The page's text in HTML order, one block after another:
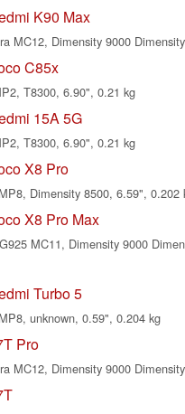
K90 Max
MC12, Dimensity 9000
C85x
T8300, 6.90", 0.21 kg
15A 5G
T8300, 6.90", 0.21 kg
X8 Pro
Dimensity 8500, 6.59", 0.202
X8 Pro Max
MC11, Dimensity 9000
Turbo 5
unknown, 0.59", 0.204 kg
Pro
MC12, Dimensity 9000